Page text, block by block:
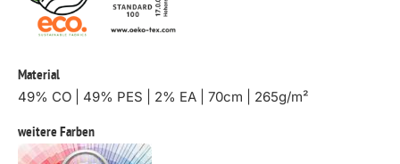
Material
49% CO | 49% PES | 2% EA | 70cm | 265g/m²
weitere Farben